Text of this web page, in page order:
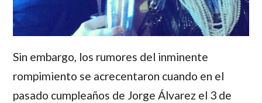
Sin embargo, los rumores del inminente
rompimiento se acrecentaron cuando en el
pasado cumpleaños de Jorge Álvarez el 3 de